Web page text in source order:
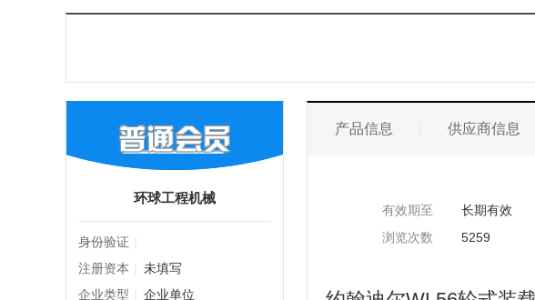
环球工程机械
身份验证
注册资本
未填写
企业类型
企业单位
产品信息 供应商信息
有效期至 长期有效
浏览次数
5259